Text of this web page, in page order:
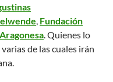
Fundación
. Quienes lo
de las cuales irán